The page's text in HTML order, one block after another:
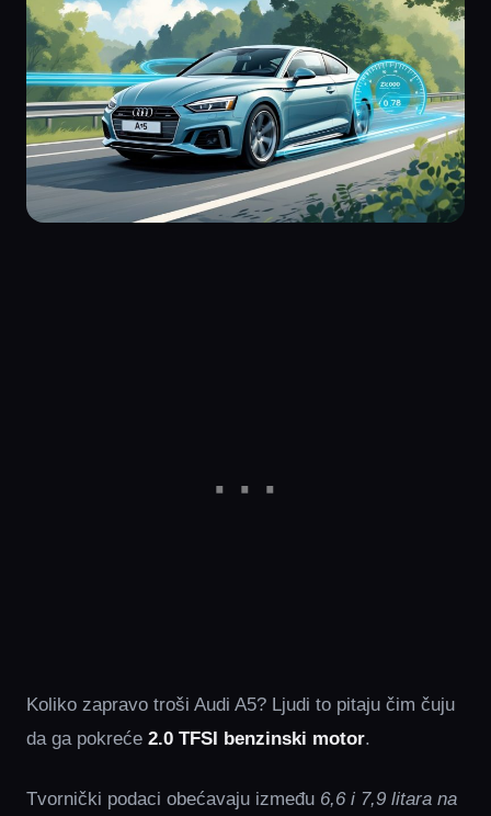
Koliko zapravo troši Audi A5? Ljudi to pitaju čim čuju
da ga pokreće 2.0 TFSI benzinski motor.
Tvornički podaci obećavaju između 6,6 i 7,9 litara na